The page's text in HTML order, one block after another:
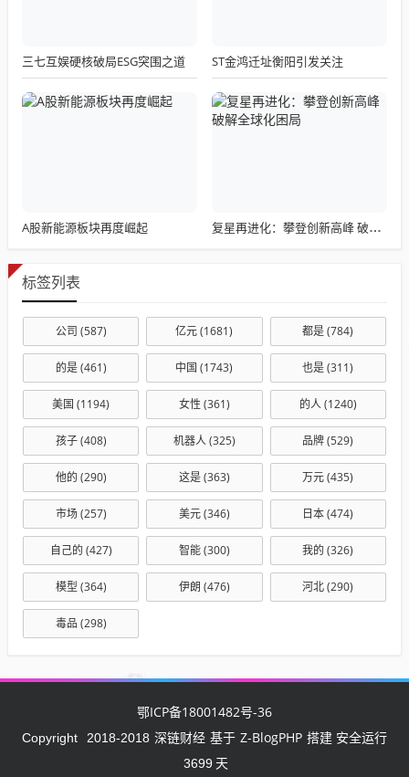
三七互娱硬核破局ESG突围之道 ST金鸿迁址衡阳引发关注
A股新能源板块再度崛起 复星再进化：攀登创新高峰 破解全球化困局
标签列表
公司 (587) 亿元(1681) 都是(784)
的是(461) 中国 (1743) 也是(311)
美国 (1194) 女性 (361) 的人(1240)
孩子(408) 机器人(325) 品牌(529)
他的 (290) 这是(363) 万元(435)
市场(257) 美元(346) 日本(474)
自己的 (427) 智能(300) 我的 (326)
模型 (364) 伊朗 (476) 河北(290)
毒品 (298)
鄂ICP备18001482号-36
Copyright 2018-2018 深链财经 基于 Z-BlogPHP 搭建 安全运行
3699 天